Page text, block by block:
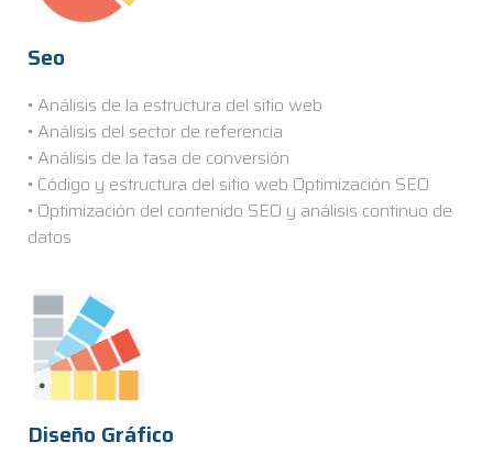
Seo
• Análisis de la estructura del sitio web
• Análisis del sector de referencia
• Análisis de la tasa de conversión
• Código y estructura del sitio web Optimización SEO
• Optimización del contenido SEO y análisis continuo de
datos
Diseño Gráfico